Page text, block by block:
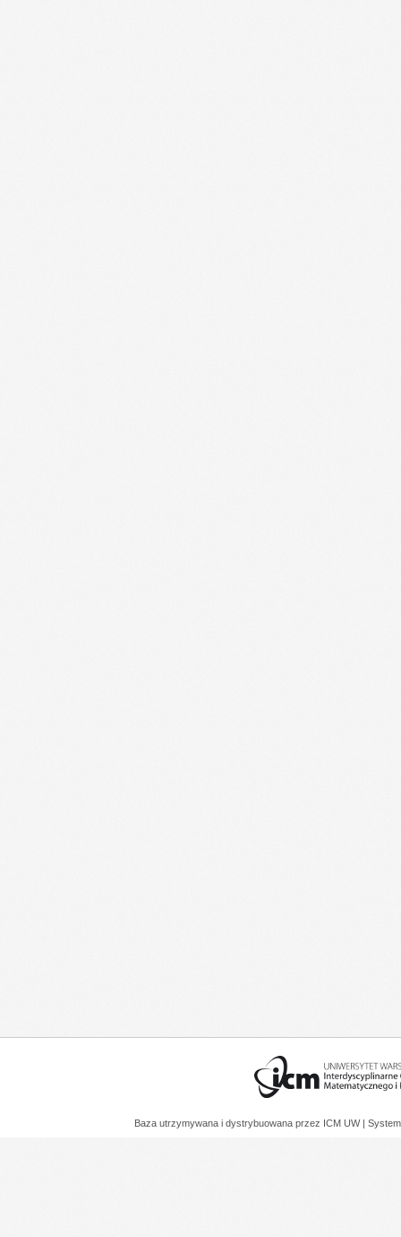
Baza utrzymywana i dystrybuowana przez ICM UW |